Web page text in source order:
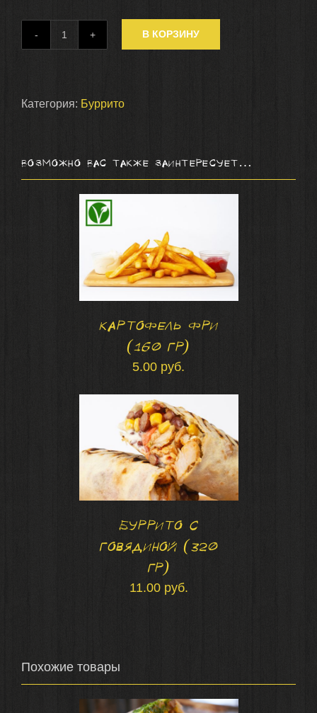
Количество
(300
В КОРЗИНУ
Категория: Буррито
Возможно Вас также заинтересует…
Картофель фри
(160 гр)
5.00 руб.
ПОДРОБНЕЕ
Буррито с
говядиной (320
гр)
11.00 руб.
Похожие товары